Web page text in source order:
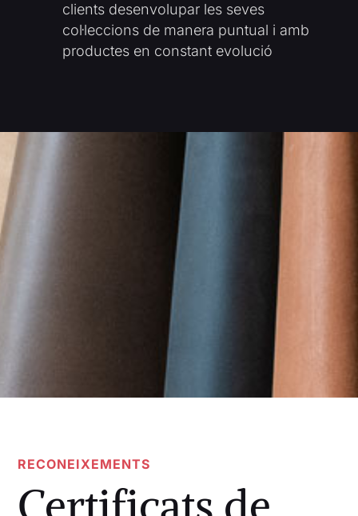
clients desenvolupar les seves
col·leccions de manera puntual i amb
productes en constant evolució
RECONEIXEMENTS